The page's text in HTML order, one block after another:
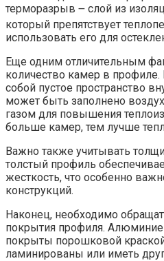
терморазрыв ౼ слой из
который препятствует
использовать его для
Еще одним отличительным
количество камер в профиле.
собой пустое пространство
может быть заполнено
газом для повышения
больше камер, тем лучше
Важно также учитывать
толстый профиль
жесткость, что особенно
конструкций.
Наконец, необходимо
покрытия профиля.
покрыты порошковой
ламинированы или иметь